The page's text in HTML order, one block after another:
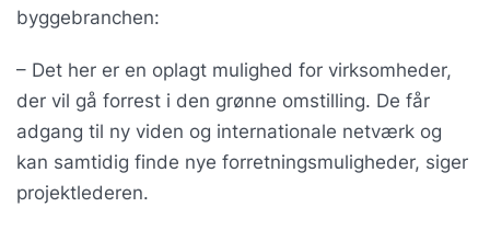
byggebranchen:
– Det her er en oplagt mulighed for virksomheder,
der vil gå forrest i den grønne omstilling. De får
adgang til ny viden og internationale netværk og
kan samtidig finde nye forretningsmuligheder, siger
projektlederen.